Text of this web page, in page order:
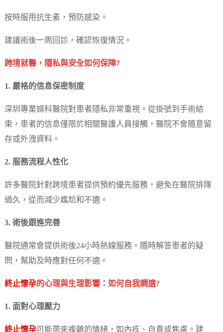
按時服用抗生素，預防感染。
建議術後一周回診，確認恢復情況。
跨境就醫，隱私與安全如何保障?
1. 嚴格的信息保密制度
深圳專業婦科醫院對患者隱私非常重視。從掛號到手術結
束，患者的信息僅限於相關醫護人員接觸，醫院不會隨意留
存或外洩資料。
2. 服務流程人性化
許多醫院針對跨境患者提供預約優先服務，避免在醫院排隊
過久，從而減少尷尬和不適。
3. 術後跟進完善
醫院通常會提供術後24小時熱線服務，隨時解答患者的疑
問，幫助及時應對任何不適。
終止懷孕的心理與生理影響：如何自我調適?
1. 面對心理壓力
終止懷孕可能帶來複雜的情緒，如內疚、自責或焦慮。建